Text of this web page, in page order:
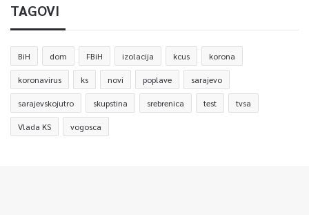
TAGOVI
BiH dom FBiH izolacija kcus korona
koronavirus ks novi poplave sarajevo
sarajevskojutro skupstina srebrenica test tvsa
Vlada KS vogosca